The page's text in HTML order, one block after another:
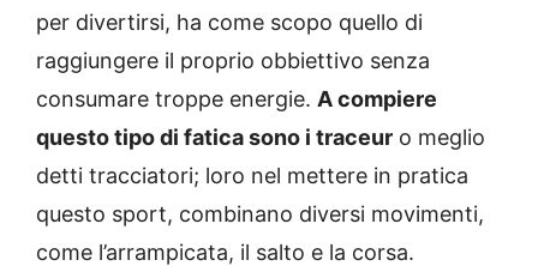
per divertirsi, ha come scopo quello di
raggiungere il proprio obbiettivo senza
consumare troppe energie. A compiere
questo tipo di fatica sono i traceur o meglio
detti tracciatori; loro nel mettere in pratica
questo sport, combinano diversi movimenti,
come l’arrampicata, il salto e la corsa.